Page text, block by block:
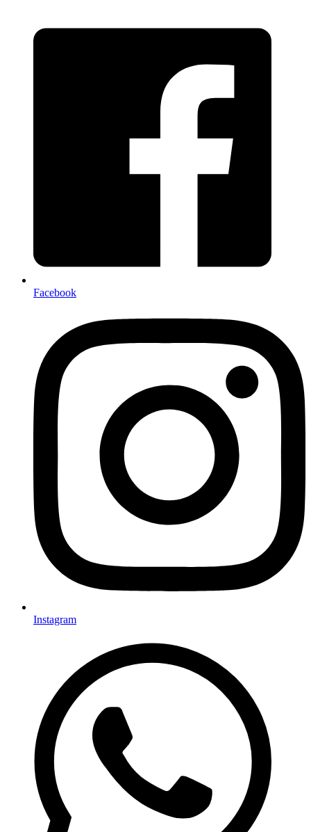
Facebook
Instagram